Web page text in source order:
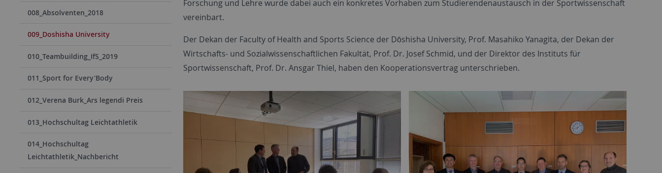
008_Absolventen_2018
009_Doshisha University
010_Teambuilding_IfS_2019
011_Sport for Every'Body
012_Verena Burk_Ars legendi Preis
013_Hochschultag Leichtathletik
014_Hochschultag
Leichtathletik_Nachbericht
Forschung und Lehre wurde dabei auch ein konkretes Vorhaben zum Studierendenaustausch in der Sportwissenschaft
vereinbart.
Der Dekan der Faculty of Health and Sports Science der Dōshisha University, Prof. Masahiko Yanagita, der Dekan der
Wirtschafts- und Sozialwissenschaftlichen Fakultät, Prof. Dr. Josef Schmid, und der Direktor des Instituts für
Sportwissenschaft, Prof. Dr. Ansgar Thiel, haben den Kooperationsvertrag unterschrieben.